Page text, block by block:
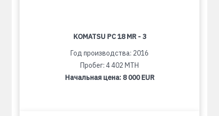
KOMATSU PC 18 MR - 3
Год производства: 2016
Пробег: 4 402 MTH
Начальная цена: 8 000 EUR